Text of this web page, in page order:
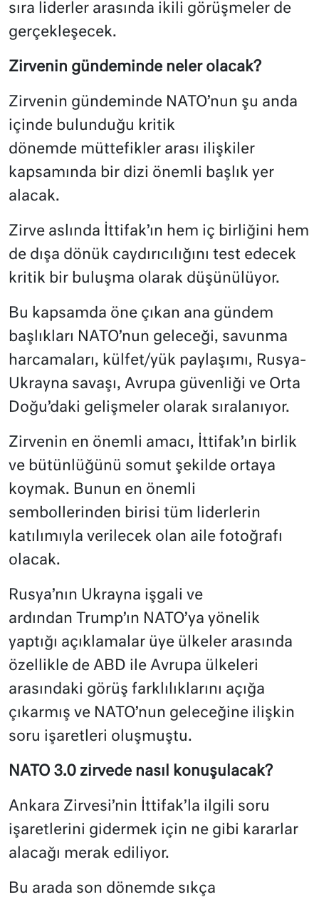
sıra liderler arasında ikili görüşmeler de
gerçekleşecek.
Zirvenin gündeminde neler olacak?
Zirvenin gündeminde NATO’nun şu anda
içinde bulunduğu kritik
dönemde müttefikler arası ilişkiler
kapsamında bir dizi önemli başlık yer
alacak.
Zirve aslında İttifak’ın hem iç birliğini hem
de dışa dönük caydırıcılığını test edecek
kritik bir buluşma olarak düşünülüyor.
Bu kapsamda öne çıkan ana gündem
başlıkları NATO’nun geleceği, savunma
harcamaları, külfet/yük paylaşımı, Rusya-
Ukrayna savaşı, Avrupa güvenliği ve Orta
Doğu’daki gelişmeler olarak sıralanıyor.
Zirvenin en önemli amacı, İttifak’ın birlik
ve bütünlüğünü somut şekilde ortaya
koymak. Bunun en önemli
sembollerinden birisi tüm liderlerin
katılımıyla verilecek olan aile fotoğrafı
olacak.
Rusya’nın Ukrayna işgali ve
ardından Trump’ın NATO’ya yönelik
yaptığı açıklamalar üye ülkeler arasında
özellikle de ABD ile Avrupa ülkeleri
arasındaki görüş farklılıklarını açığa
çıkarmış ve NATO’nun geleceğine ilişkin
soru işaretleri oluşmuştu.
NATO 3.0 zirvede nasıl konuşulacak?
Ankara Zirvesi’nin İttifak’la ilgili soru
işaretlerini gidermek için ne gibi kararlar
alacağı merak ediliyor.
Bu arada son dönemde sıkça